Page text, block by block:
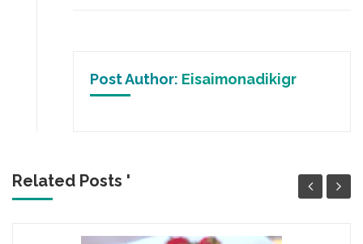
Post Author: Eisaimonadikigr
Related Posts '